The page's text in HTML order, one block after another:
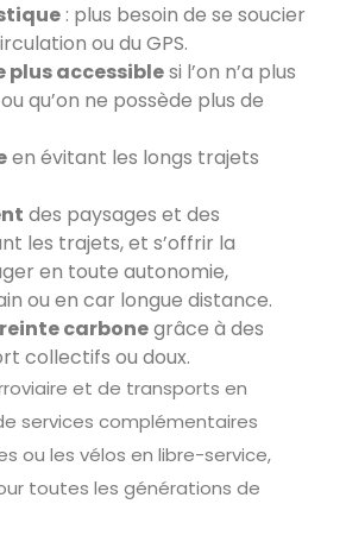
: plus besoin de se soucier
ou du GPS.
plus accessiblesi l’on n’a plus
qu’on ne possède plus de
en évitant les longs trajets
des paysages et des
les trajets, et s’offrir la
en toute autonomie,
ou en car longue distance.
carbonegrâce à des
collectifs ou doux.
et de transports en
services complémentaires
ou les vélos en libre-service,
toutes les générations de